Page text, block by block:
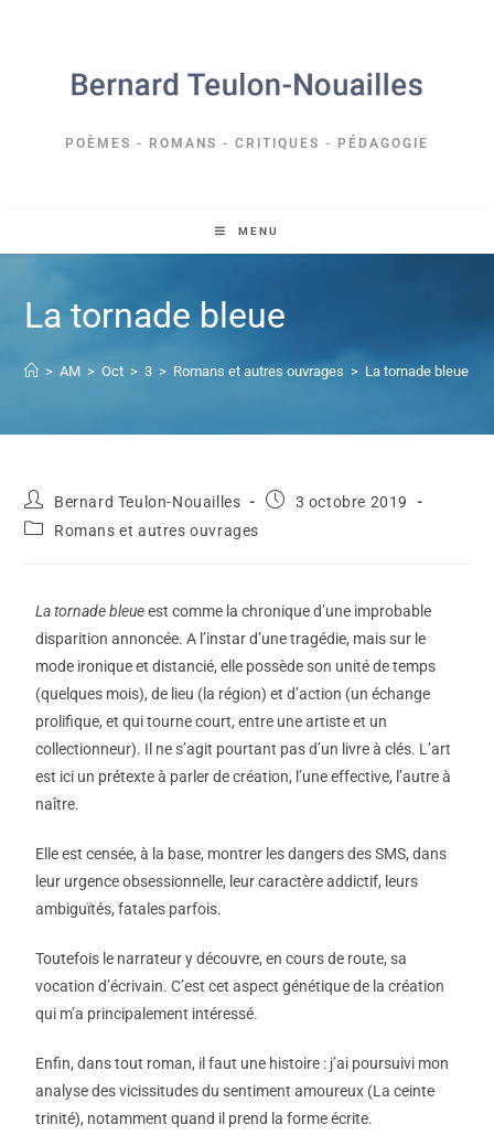
POÈMES - ROMANS - CRITIQUES - PÉDAGOGIE
MENU
La tornade bleue
> AM > Oct > 3 > Romans et autres ouvrages > La tornade bleue
Bernard Teulon-Nouailles
3 octobre 2019
Romans et autres ouvrages
La tornade bleueest comme la chronique d’une improbable
disparition annoncée. A l’instar d’une tragédie, mais sur le
mode ironique et distancié, elle possède son unité de temps
(quelques mois), de lieu (la région) et d’action (un échange
prolifique, et qui tourne court, entre une artiste et un
collectionneur). Il ne s’agit pourtant pas d’un livre à clés. L’art
est ici un prétexte à parler de création, l’une effective, l’autre à
naître.
Elle est censée, à la base, montrer les dangers des SMS, dans
leur urgence obsessionnelle, leur caractère addictif, leurs
ambiguïtés, fatales parfois.
Toutefois le narrateur y découvre, en cours de route, sa
vocation d’écrivain. C’est cet aspect génétique de la création
qui m’a principalement intéressé.
Enfin, dans tout roman, il faut une histoire : j’ai poursuivi mon
analyse des vicissitudes du sentiment amoureux (La ceinte
trinité), notamment quand il prend la forme écrite.